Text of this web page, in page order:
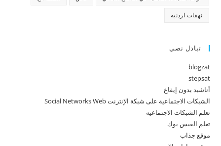
نهفات اردنيه
تبادل نصي
blogzat
stepsat
أناشيد بدون إيقاع
الشبكات الاجتماعية على شبكة الإنترنت Social Networks Web
تعلم الشبكات الاجتماعيه
تعلم الفيس بوك
موقع جذاب